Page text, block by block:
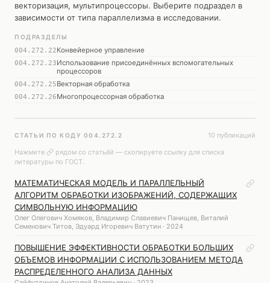
векторизация, мультипроцессоры. Выберите подраздел в
зависимости от типа параллелизма в исследовании.
ПОДРАЗДЕЛЫ
004.272.22Конвейерное управление
004.272.23Использование присоединённых вспомогательных
процессоров
004.272.25Векторная обработка
004.272.26Многопроцессорная обработка
СТАТЬИ ПО КОДУ 004.272.2
10 публикаций
Нажмите
рядом со статьёй — скопируете ссылку для списка
литературы по ГОСТ.
МАТЕМАТИЧЕСКАЯ МОДЕЛЬ И ПАРАЛЛЕЛЬНЫЙ
АЛГОРИТМ ОБРАБОТКИ ИЗОБРАЖЕНИЙ, СОДЕРЖАЩИХ
СИМВОЛЬНУЮ ИНФОРМАЦИЮ
Олег Олегович Хомяков, Владимир Славиевич Панищев, Виталий
Семенович Титов, Эдуард Игоревич Ватутин · 2024
ПОВЫШЕНИЕ ЭФФЕКТИВНОСТИ ОБРАБОТКИ БОЛЬШИХ
ОБЪЕМОВ ИНФОРМАЦИИ С ИСПОЛЬЗОВАНИЕМ МЕТОДА
РАСПРЕДЕЛЕННОГО АНАЛИЗА ДАННЫХ